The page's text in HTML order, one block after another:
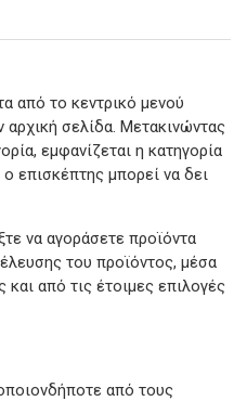
από το κεντρικό μενού
αρχική σελίδα. Μετακινώντας
εμφανίζεται η κατηγορία
επισκέπτης μπορεί να δει
να αγοράσετε προϊόντα
του προϊόντος, μέσα
και από τις έτοιμες επιλογές
από τους